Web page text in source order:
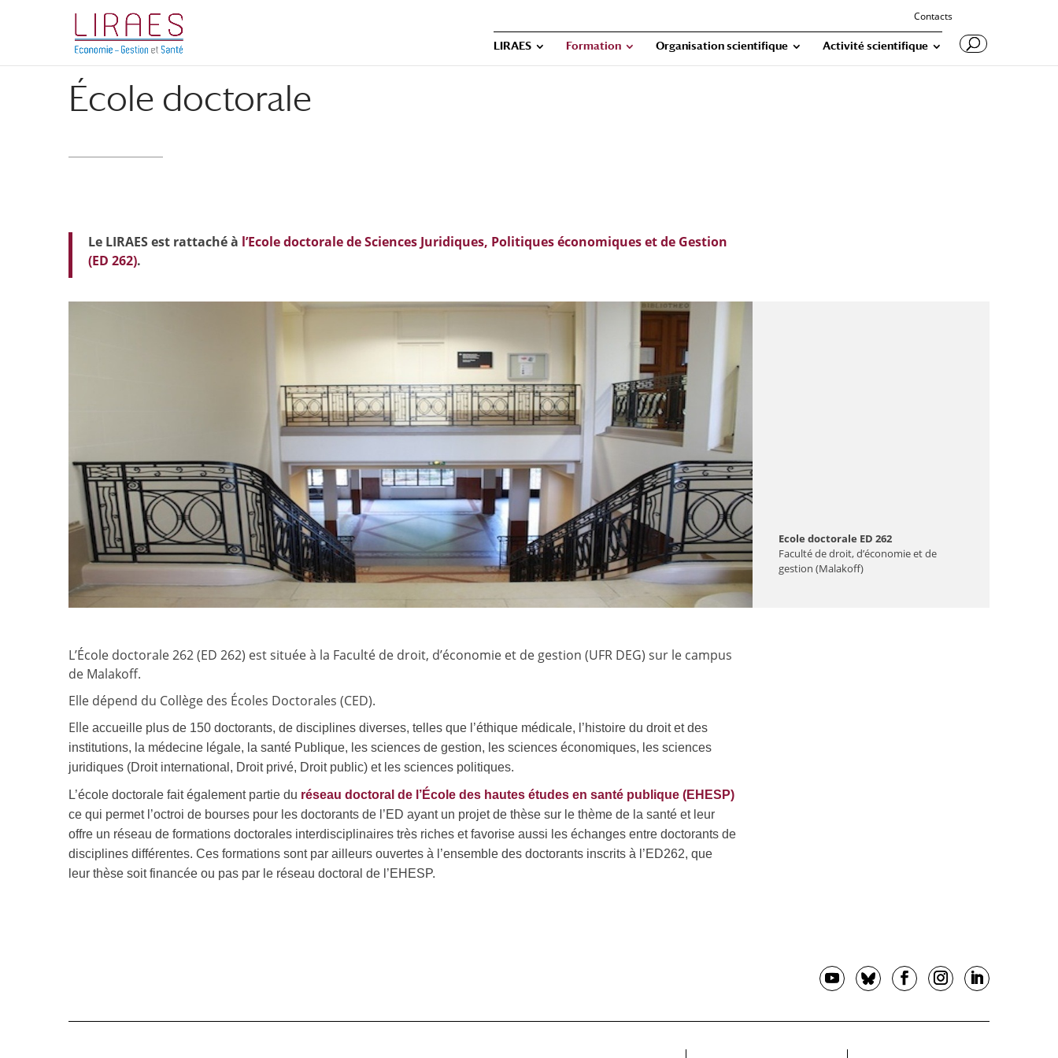
principal
navigation
Contacts
LIRAES Formation Organisation scientifique Activité scientifique
École doctorale
Le LIRAES est rattaché à l’Ecole doctorale de Sciences Juridiques, Politiques économiques et de Gestion
(ED 262).
Ecole doctorale ED 262
Faculté de droit, d’économie et de
gestion (Malakoff)
L’École doctorale 262 (ED 262) est située à la Faculté de droit, d’économie et de gestion (UFR DEG) sur le campus
de Malakoff.
Elle dépend du Collège des Écoles Doctorales (CED).
Elle accueille plus de 150 doctorants, de disciplines diverses, telles que l’éthique médicale, l’histoire du droit et des
institutions, la médecine légale, la santé Publique, les sciences de gestion, les sciences économiques, les sciences
juridiques (Droit international, Droit privé, Droit public) et les sciences politiques.
L’école doctorale fait également partie du réseau doctoral de l’École des hautes études en santé publique (EHESP)
ce qui permet l’octroi de bourses pour les doctorants de l’ED ayant un projet de thèse sur le thème de la santé et leur
offre un réseau de formations doctorales interdisciplinaires très riches et favorise aussi les échanges entre doctorants de
disciplines différentes. Ces formations sont par ailleurs ouvertes à l’ensemble des doctorants inscrits à l’ED262, que
leur thèse soit financée ou pas par le réseau doctoral de l’EHESP.